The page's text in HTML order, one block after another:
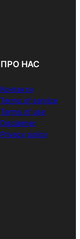
ПРО НАС
Контакти
Terms of service
Terms of use
Disclaimer
Privacy policy